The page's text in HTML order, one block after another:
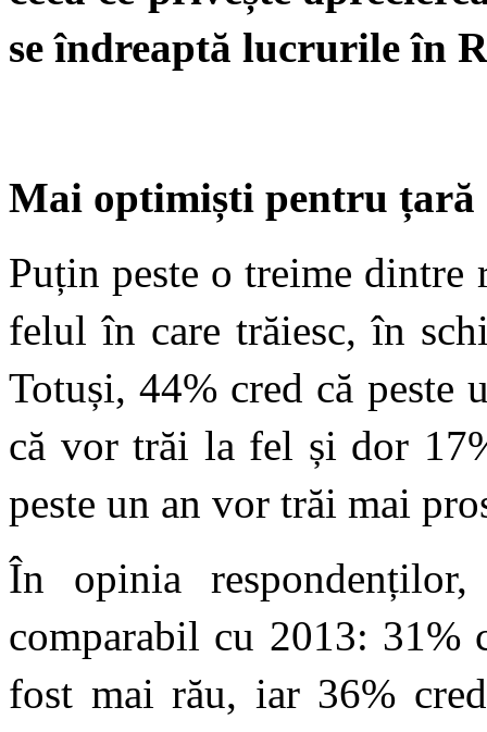
se îndreaptă lucrurile în
Mai optimiști pentru țară
Puțin peste o treime
felul în care trăiesc, în
Totuși, 44% cred că peste
că vor trăi la fel și dor
peste un an vor trăi mai
În opinia
comparabil cu 2013: 31%
fost mai rău, iar 36%